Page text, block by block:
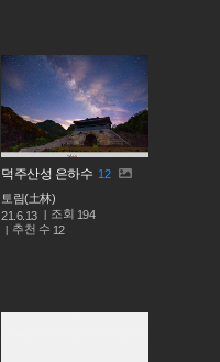
덕주산성 은하수 12
토림(土林)
21.6.13
조회 194
추천 수 12